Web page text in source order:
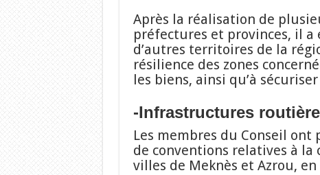
Après la réalisation de
préfectures et provinces, il a
d’autres territoires de la
résilience des zones
les biens, ainsi qu’à
-Infrastructures
Les membres du Conseil
de conventions relatives à la
villes de Meknès et Azrou, en